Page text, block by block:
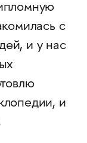
с
и у нас
и